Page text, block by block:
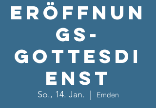
Eröffnun
gs-
Gottesdi
enst
So., 14. Jan. Emden